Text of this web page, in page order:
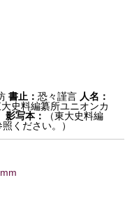
書止：恐々謹言 人名：
大史料編纂所ユニオンカ
影写本：
（東大史料編
ください。）